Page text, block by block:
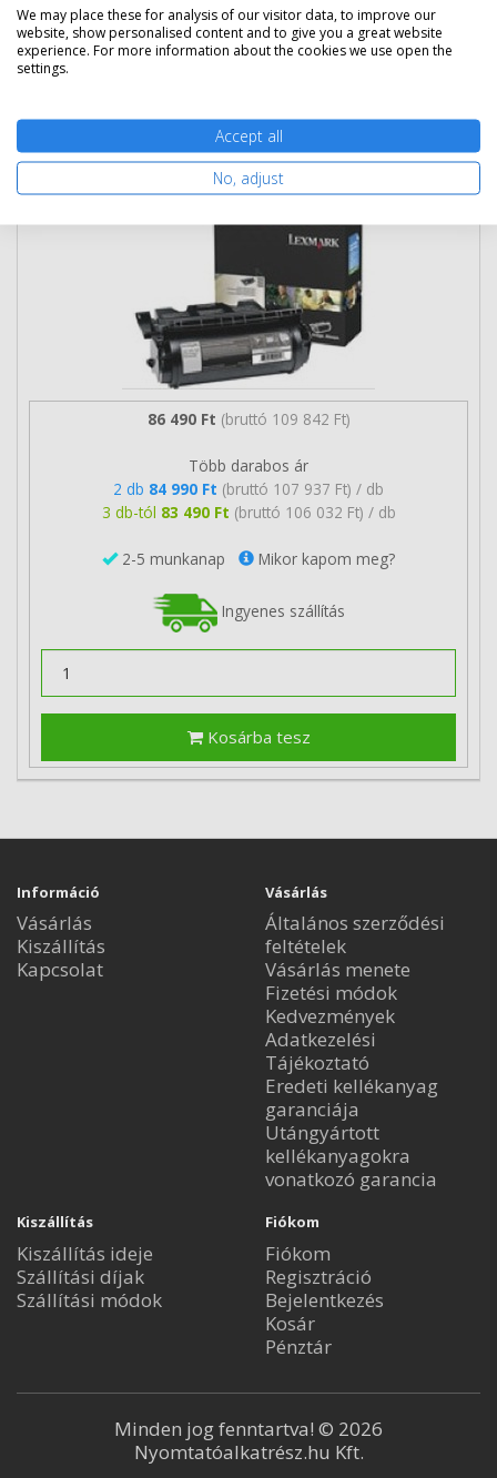
Eredeti Lexmark 64016SE fekete toner
86 490 Ft (bruttó 109 842 Ft)
Több darabos ár
2 db 84 990 Ft (bruttó 107 937 Ft) / db
3 db-tól 83 490 Ft (bruttó 106 032 Ft) / db
2-5 munkanap Mikor kapom meg?
Ingyenes szállítás
Kosárba tesz
Információ
Vásárlás
Kiszállítás
Kapcsolat
Vásárlás
Általános szerződési
feltételek
Vásárlás menete
Fizetési módok
Kedvezmények
Adatkezelési
Tájékoztató
Eredeti kellékanyag
garanciája
Utángyártott
kellékanyagokra
vonatkozó garancia
Kiszállítás
Kiszállítás ideje
Szállítási díjak
Szállítási módok
Fiókom
Fiókom
Regisztráció
Bejelentkezés
Kosár
Pénztár
Minden jog fenntartva! © 2026
Nyomtatóalkatrész.hu Kft.
We may place these for analysis of our visitor data, to improve our
website, show personalised content and to give you a great website
experience. For more information about the cookies we use open the
settings.
Accept all
No, adjust